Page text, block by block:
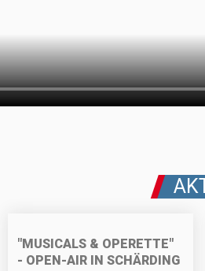
"MUSICALS & OPERETTE"
- OPEN-AIR IN SCHÄRDING